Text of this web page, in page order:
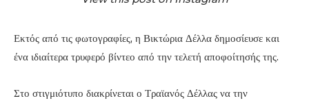
Εκτός από τις φωτογραφίες, η Βικτώρια Δέλλα δημοσίευσε και
ένα ιδιαίτερα τρυφερό βίντεο από την τελετή αποφοίτησής της.
Στο στιγμιότυπο διακρίνεται ο Τραϊανός Δέλλας να την